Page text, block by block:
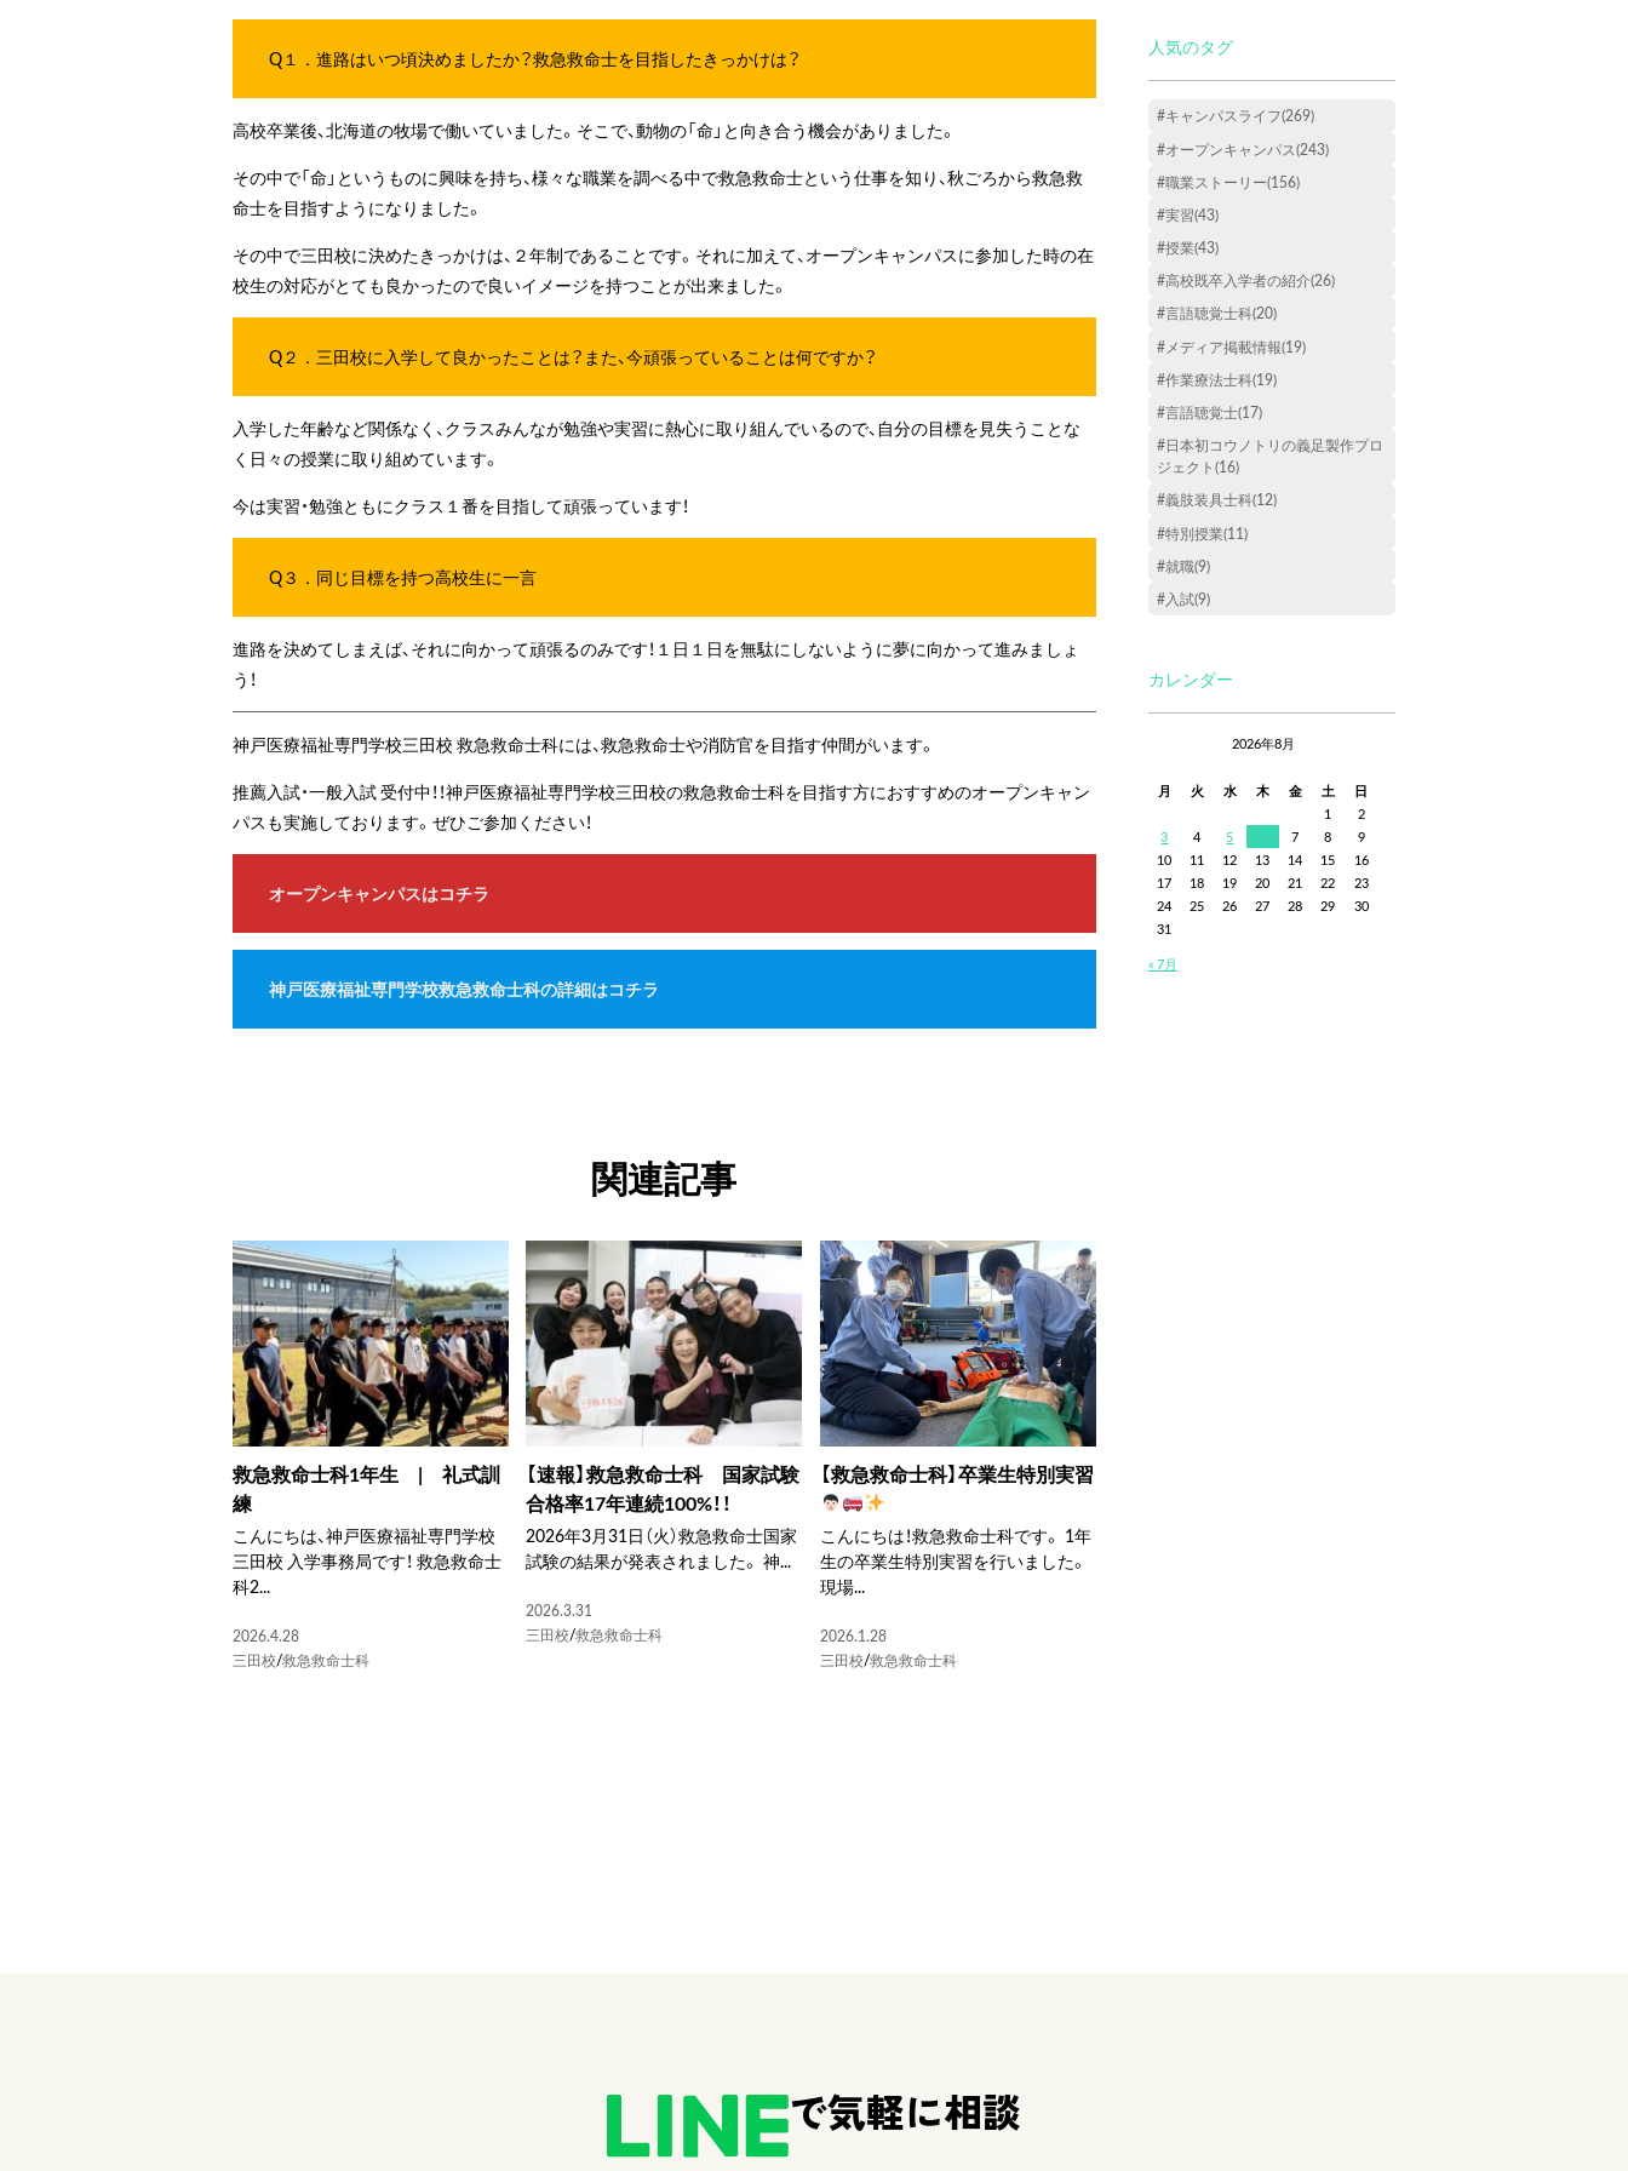
Q１．進路はいつ頃決めましたか？救急救命士を目指したきっかけは？
高校卒業後、北海道の牧場で働いていました。そこで、動物の「命」と向き合う機会がありました。
その中で「命」というものに興味を持ち、様々な職業を調べる中で救急救命士という仕事を知り、秋ごろから救急救
命士を目指すようになりました。
その中で三田校に決めたきっかけは、２年制であることです。それに加えて、オープンキャンパスに参加した時の在
校生の対応がとても良かったので良いイメージを持つことが出来ました。
Q２．三田校に入学して良かったことは？また、今頑張っていることは何ですか？
入学した年齢など関係なく、クラスみんなが勉強や実習に熱心に取り組んでいるので、自分の目標を見失うことな
く日々の授業に取り組めています。
今は実習・勉強ともにクラス１番を目指して頑張っています！
Q３．同じ目標を持つ高校生に一言
進路を決めてしまえば、それに向かって頑張るのみです！１日１日を無駄にしないように夢に向かって進みましょ
う！
神戸医療福祉専門学校三田校 救急救命士科には、救急救命士や消防官を目指す仲間がいます。
推薦入試・一般入試 受付中！！神戸医療福祉専門学校三田校の救急救命士科を目指す方におすすめのオープンキャン
パスも実施しております。ぜひご参加ください！
オープンキャンパスはコチラ
神戸医療福祉専門学校救急救命士科の詳細はコチラ
関連記事
救急救命士科1年生 | 礼式訓
練
こんにちは、神戸医療福祉専門学校
三田校 入学事務局です！ 救急救命士
科2...
2026.4.28
三田校/救急救命士科
【速報】救急救命士科 国家試験
合格率17年連続100%！！
2026年3月31日（火）救急救命士国家
試験の結果が発表されました。 神...
2026.3.31
三田校/救急救命士科
【救急救命士科】卒業生特別実習
こんにちは！救急救命士科です。 1年
生の卒業生特別実習を行いました。
現場...
2026.1.28
三田校/救急救命士科
人気のタグ
#キャンパスライフ(269)
#オープンキャンパス(243)
#職業ストーリー(156)
#実習(43)
#授業(43)
#高校既卒入学者の紹介(26)
#言語聴覚士科(20)
#メディア掲載情報(19)
#作業療法士科(19)
#言語聴覚士(17)
#日本初コウノトリの義足製作プロ
ジェクト(16)
#義肢装具士科(12)
#特別授業(11)
#就職(9)
#入試(9)
カレンダー
2026年8月
月 火 水 木 金 土
日
1
2
3
4 5 7 8
9
10
11 12 13 14 15
16
17
18 19 20 21 22
23
24
25 26 27 28 29
30
31
« 7月
で気軽に相談